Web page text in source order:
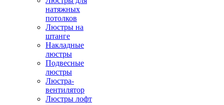
натяжных
потолков
Люстры на
штанге
Накладные
люстры
Подвесные
люстры
Люстра-
вентилятор
Люстры лофт